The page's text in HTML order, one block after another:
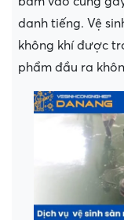
danh tiếng. Vệ
không khí được
phẩm đầu ra